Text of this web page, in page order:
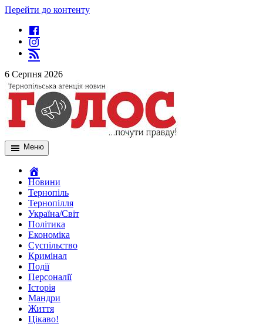
Перейти до контенту
6 Серпня 2026
Меню
Новини
Тернопіль
Тернопілля
Україна/Світ
Політика
Економіка
Суспільство
Кримінал
Події
Персоналії
Історія
Мандри
Життя
Цікаво!